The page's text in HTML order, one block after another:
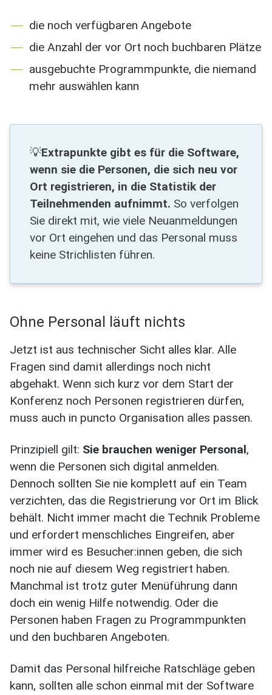
die noch verfügbaren Angebote
die Anzahl der vor Ort noch buchbaren Plätze
ausgebuchte Programmpunkte, die niemand
mehr auswählen kann
💡Extrapunkte gibt es für die Software,
wenn sie die Personen, die sich neu vor
Ort registrieren, in die Statistik der
Teilnehmenden aufnimmt. So verfolgen
Sie direkt mit, wie viele Neuanmeldungen
vor Ort eingehen und das Personal muss
keine Strichlisten führen.
Ohne Personal läuft nichts
Jetzt ist aus technischer Sicht alles klar. Alle
Fragen sind damit allerdings noch nicht
abgehakt. Wenn sich kurz vor dem Start der
Konferenz noch Personen registrieren dürfen,
muss auch in puncto Organisation alles passen.
Prinzipiell gilt: Sie brauchen weniger Personal,
wenn die Personen sich digital anmelden.
Dennoch sollten Sie nie komplett auf ein Team
verzichten, das die Registrierung vor Ort im Blick
behält. Nicht immer macht die Technik Probleme
und erfordert menschliches Eingreifen, aber
immer wird es Besucher:innen geben, die sich
noch nie auf diesem Weg registriert haben.
Manchmal ist trotz guter Menüführung dann
doch ein wenig Hilfe notwendig. Oder die
Personen haben Fragen zu Programmpunkten
und den buchbaren Angeboten.
Damit das Personal hilfreiche Ratschläge geben
kann, sollten alle schon einmal mit der Software